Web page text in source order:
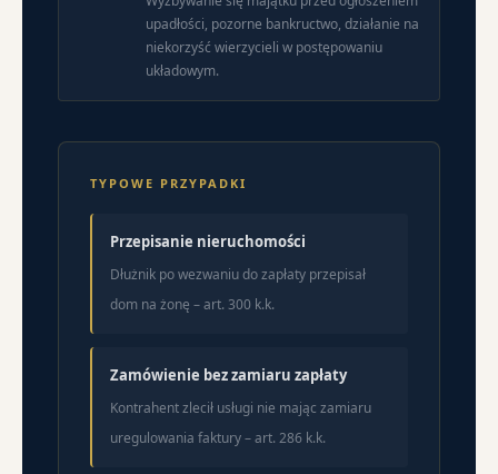
upadłości, pozorne bankructwo, działanie na
niekorzyść wierzycieli w postępowaniu
układowym.
TYPOWE PRZYPADKI
Przepisanie nieruchomości
Dłużnik po wezwaniu do zapłaty przepisał
dom na żonę – art. 300 k.k.
Zamówienie bez zamiaru zapłaty
Kontrahent zlecił usługi nie mając zamiaru
uregulowania faktury – art. 286 k.k.